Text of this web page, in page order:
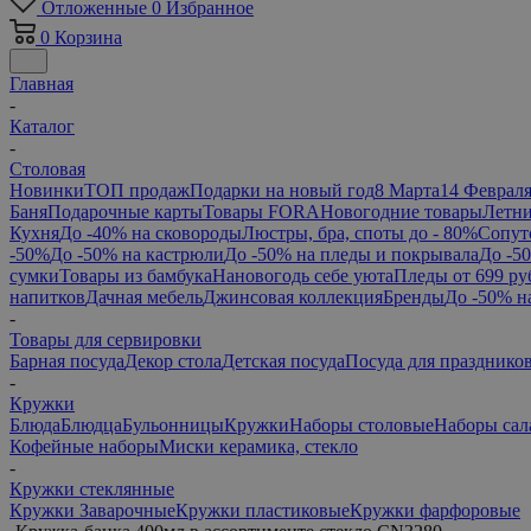
Отложенные 0 Избранное
0 Корзина
Главная
-
Каталог
-
Столовая
НовинкиТОП продажПодарки на новый год8 Марта14 Февраля
БаняПодарочные картыТовары FORAНовогодние товары
КухняДо -40% на сковородыЛюстры, бра, споты до - 80%
-50%До -50% на кастрюлиДо -50% на пледы и покрывалаДо -
сумкиТовары из бамбукаНановогодь себе уютаПледы от 699
напитковДачная мебельДжинсовая коллекцияБрендыДо -50%
-
Товары для сервировки
Барная посудаДекор столаДетская посудаПосуда для
-
Кружки
БлюдаБлюдцаБульонницыКружкиНаборы столовыеНаборы
Кофейные наборыМиски керамика, стекло
-
Кружки стеклянные
Кружки ЗаварочныеКружки пластиковыеКружки фарфоровые